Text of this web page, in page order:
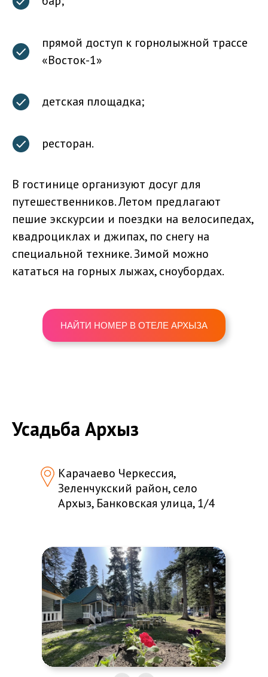
прямой доступ к горнолыжной трассе
«Восток-1»
детская площадка;
ресторан.
В гостинице организуют досуг для
путешественников. Летом предлагают
пешие экскурсии и поездки на велосипедах,
квадроциклах и джипах, по снегу на
специальной технике. Зимой можно
кататься на горных лыжах, сноубордах.
НАЙТИ НОМЕР В ОТЕЛЕ АРХЫЗА
Усадьба Архыз
Карачаево Черкессия,
Зеленчукский район, село
Архыз, Банковская улица, 1/4